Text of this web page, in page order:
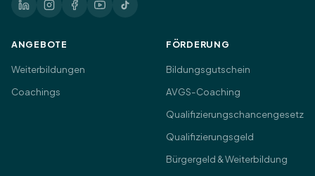
ANGEBOTE
Weiterbildungen
Coachings
FÖRDERUNG
Bildungsgutschein
AVGS-Coaching
Qualifizierungschancengesetz
Qualifizierungsgeld
Bürgergeld & Weiterbildung